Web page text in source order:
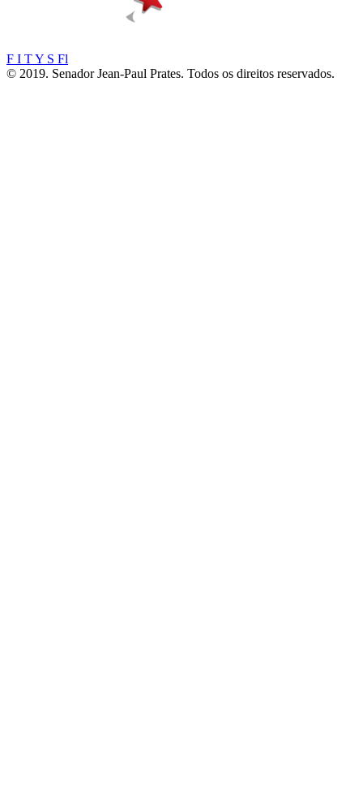
F I TY S Fl
© 2019. Senador Jean-Paul Prates. Todos os direitos reservados.